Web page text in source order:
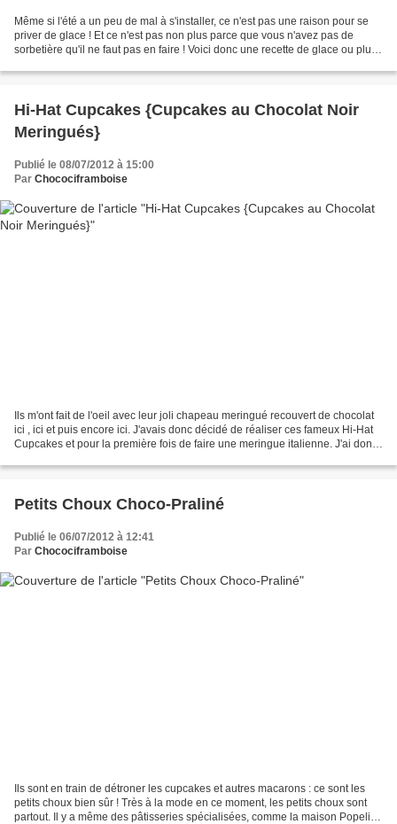
Même si l'été a un peu de mal à s'installer, ce n'est pas une raison pour se
priver de glace ! Et ce n'est pas non plus parce que vous n'avez pas de
sorbetière qu'il ne faut pas en faire ! Voici donc une recette de glace ou plutôt
Hi-Hat Cupcakes {Cupcakes au Chocolat Noir
Meringués}
Publié le 08/07/2012 à 15:00
Par Chocociframboise
Ils m'ont fait de l'oeil avec leur joli chapeau meringué recouvert de chocolat
ici , ici et puis encore ici. J'avais donc décidé de réaliser ces fameux Hi-Hat
Cupcakes et pour la première fois de faire une meringue italienne. J'ai donc
Petits Choux Choco-Praliné
Publié le 06/07/2012 à 12:41
Par Chocociframboise
Ils sont en train de détroner les cupcakes et autres macarons : ce sont les
petits choux bien sûr ! Très à la mode en ce moment, les petits choux sont
partout. Il y a même des pâtisseries spécialisées, comme la maison Popelini,